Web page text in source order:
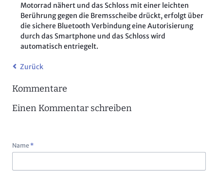
Motorrad nähert und das Schloss mit einer leichten
Berührung gegen die Bremsscheibe drückt, erfolgt über
die sichere Bluetooth Verbindung eine Autorisierung
durch das Smartphone und das Schloss wird
automatisch entriegelt.
Zurück
Kommentare
Einen Kommentar schreiben
Pflichtfeld
Name *